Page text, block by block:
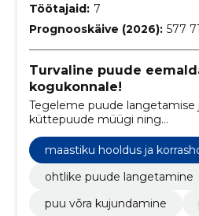
Töötajaid: 7
Prognooskäive (2026): 577
Turvaline puude
kogukonnale!
Tegeleme puude langetamise
küttepuude müügi ning
maastikuhooldusteenustega.
maastiku hooldus ja
ohtlike puude langetamine
puu võra kujundamine